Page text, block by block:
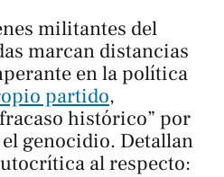
militantes del
marcan distancias
en la política
partido,
histórico” por
genocidio. Detallan
al respecto: